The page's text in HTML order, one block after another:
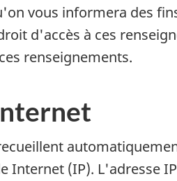
vous informera des
d'accès à ces
renseignements.
(IP). L'adresse